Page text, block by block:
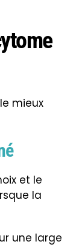
mieux
et le
la
une large